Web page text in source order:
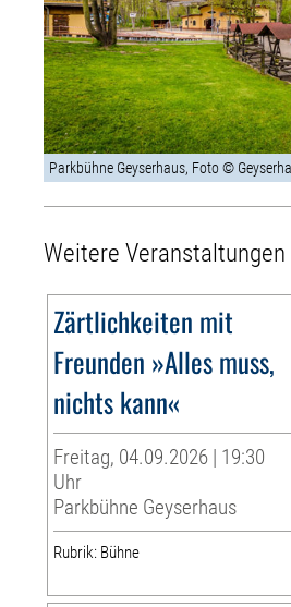
Parkbühne Geyserhaus, Foto ©
Weitere
Zärtlichkeiten mit
Freunden »Alles muss,
nichts kann«
Freitag, 04.09.2026 | 19:30
Uhr
Parkbühne Geyserhaus
Rubrik: Bühne